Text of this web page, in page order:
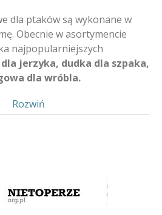
dla ptaków są wykonane w
Obecnie w asortymencie
najpopularniejszych
jerzyka, dudka dla szpaka,
dla wróbla.
Pokaż
Rozwiń